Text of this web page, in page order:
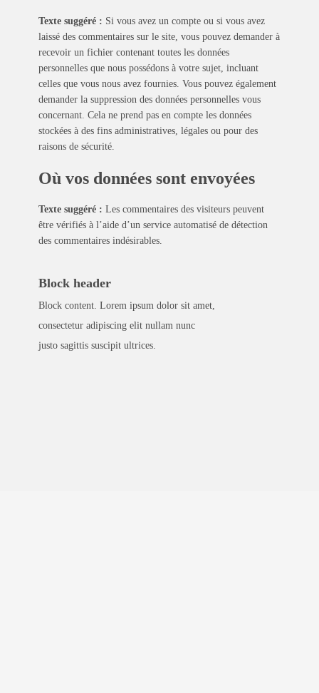
Texte suggéré : Si vous avez un compte ou si vous avez
laissé des commentaires sur le site, vous pouvez demander à
recevoir un fichier contenant toutes les données
personnelles que nous possédons à votre sujet, incluant
celles que vous nous avez fournies. Vous pouvez également
demander la suppression des données personnelles vous
concernant. Cela ne prend pas en compte les données
stockées à des fins administratives, légales ou pour des
raisons de sécurité.
Où vos données sont envoyées
Texte suggéré : Les commentaires des visiteurs peuvent
être vérifiés à l’aide d’un service automatisé de détection
des commentaires indésirables.
Block header
Block content. Lorem ipsum dolor sit amet,
consectetur adipiscing elit nullam nunc
justo sagittis suscipit ultrices.